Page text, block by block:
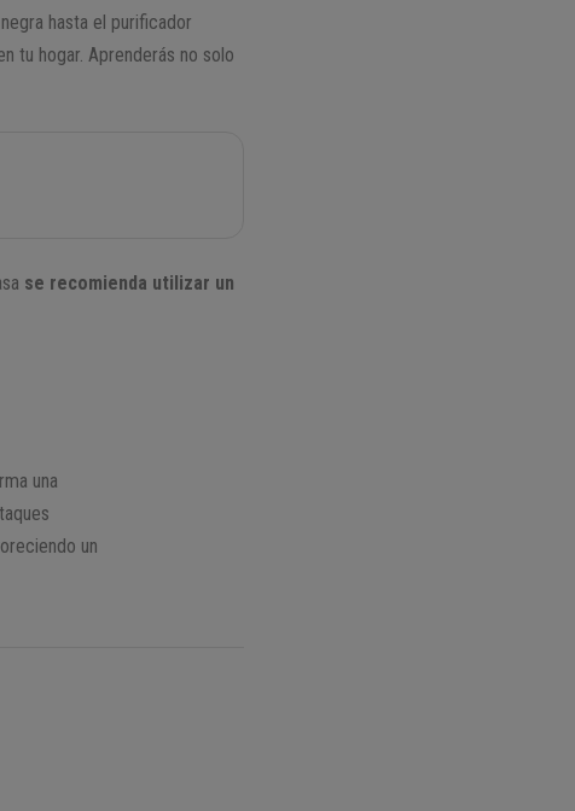
hasta el purificador
tu hogar. Aprenderás no solo
se recomienda utilizar un
una
un